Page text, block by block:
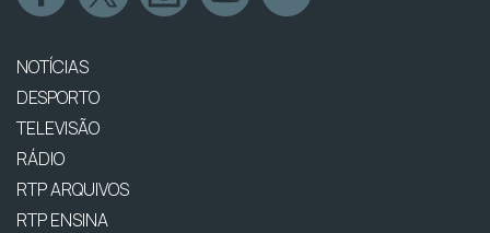
NOTÍCIAS
DESPORTO
TELEVISÃO
RÁDIO
RTP ARQUIVOS
RTP ENSINA